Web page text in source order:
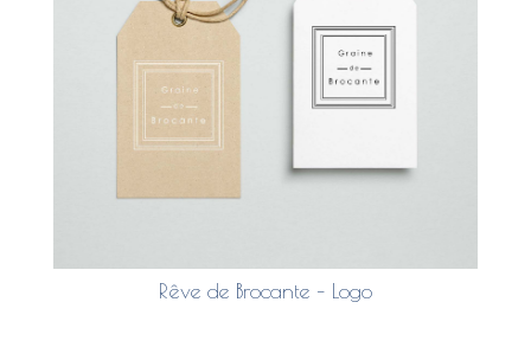
Rêve de Brocante – Logo